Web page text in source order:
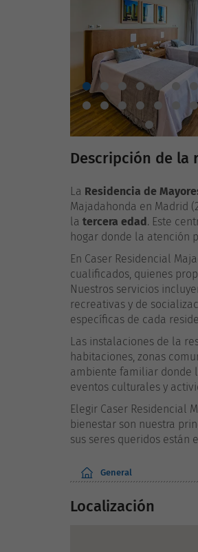
Descripción de la
La Residencia de
Majadahonda en Madrid
la tercera edad. Este
hogar donde la atención
En Caser Residencial
cualificados, quienes
Nuestros servicios
recreativas y de
específicas de cada
Las instalaciones de la
habitaciones, zonas
ambiente familiar donde
eventos culturales y
Elegir Caser Residencial
bienestar son nuestra
sus seres queridos están
General
Localización